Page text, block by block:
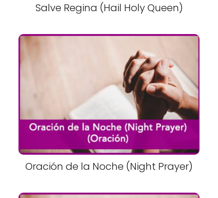
Salve Regina (Hail Holy Queen)
Oración de la Noche (Night Prayer)